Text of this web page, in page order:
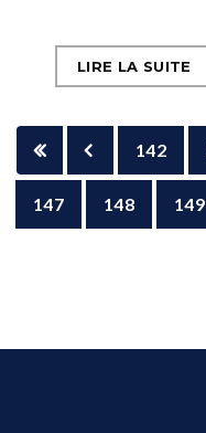
LIRE LA SUITE
142
147 148 149